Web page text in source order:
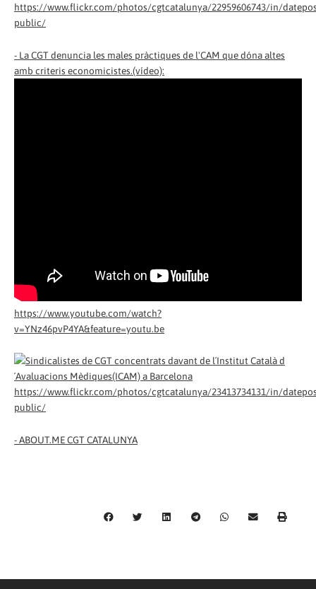
https://www.flickr.com/photos/cgtcatalunya/22959606743/in/
public/
- La CGT denuncia les males pràctiques de l'CAM que dóna altes
amb criteris economicistes.(vídeo):
https://www.youtube.com/watch?
v=YNz46pvP4YA&feature=youtu.be
https://www.flickr.com/photos/cgtcatalunya/23413734131/in/
public/
-ABOUT.ME CGT CATALUNYA